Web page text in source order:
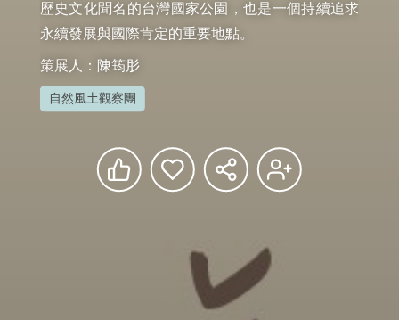
歷史文化聞名的台灣國家公園，也是一個持續追求
永續發展與國際肯定的重要地點。
策展人：陳筠肜
自然風土觀察團